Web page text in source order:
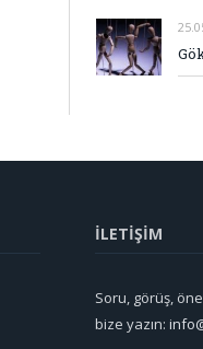
İLETİŞİM
Soru, görüş,
bize yazın: